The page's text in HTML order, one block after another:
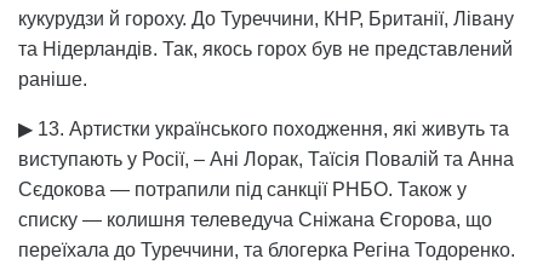
кукурудзи й гороху. До Туреччини, КНР, Британії, Лівану
та Нідерландів. Так, якось горох був не представлений
раніше.
▶ 13. Артистки українського походження, які живуть та
виступають у Росії, – Ані Лорак, Таїсія Повалій та Анна
Сєдокова — потрапили під санкції РНБО. Також у
списку — колишня телеведуча Сніжана Єгорова, що
переїхала до Туреччини, та блогерка Регіна Тодоренко.